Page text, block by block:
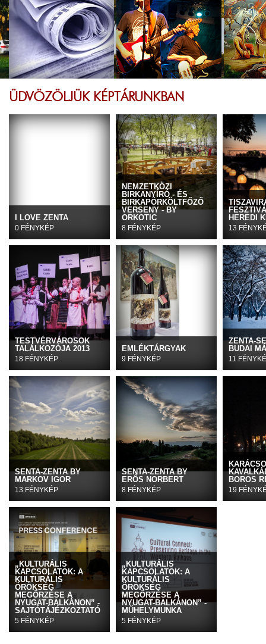
ÜDVÖZÖLJÜK KÉPTÁRUNKBAN
I LOVE ZENTA
0 FÉNYKÉP
NEMZETKÖZI
BIRKANYÍRÓ - ÉS
BIRKAPÖRKÖLTFŐZŐ
VERSENY - BY
ORKOTIC
8 FÉNYKÉP
HEREDI
13
TESTVÉRVÁROSOK
TALÁLKOZÓJA 2013
18 FÉNYKÉP
EMLÉKTÁRGYAK
9 FÉNYKÉP
ZENTA-
BUDAI
11
SENTA-ZENTA BY
MARKOV IGOR
13 FÉNYKÉP
SENTA-ZENTA BY
ERŐS NORBERT
8 FÉNYKÉP
BOROS
19
„KULTURÁLIS
KAPCSOLATOK: A
KULTURÁLIS
ÖRÖKSÉG
MEGŐRZÉSE A
NYUGAT-BALKÁNON” -
SAJTÓTÁJÉZKOZTATÓ
5 FÉNYKÉP
„KULTURÁLIS
KAPCSOLATOK: A
KULTURÁLIS
ÖRÖKSÉG
MEGŐRZÉSE A
NYUGAT-BALKÁNON” -
MŰHELYMUNKA
5 FÉNYKÉP